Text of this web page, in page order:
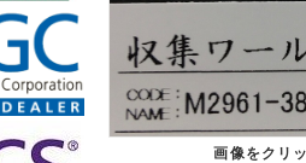
画像をクリ